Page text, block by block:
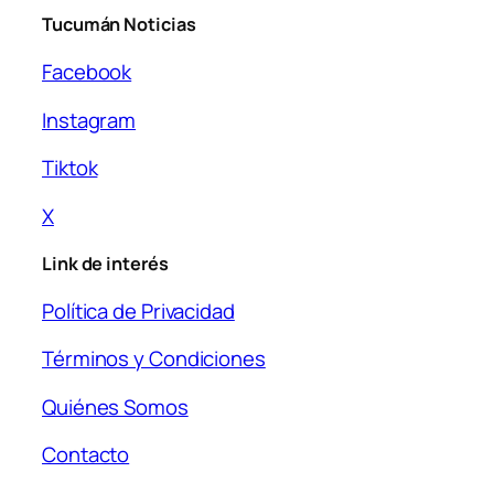
Tucumán Noticias
Facebook
Instagram
Tiktok
X
Link de interés
Política de Privacidad
Términos y Condiciones
Quiénes Somos
Contacto